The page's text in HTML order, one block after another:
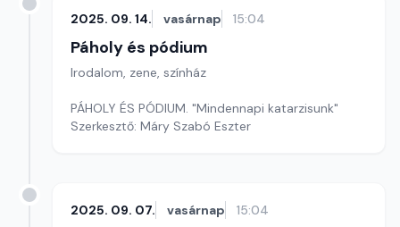
2025. 09. 14. vasárnap 15:04
Páholy és pódium
Irodalom, zene, színház
PÁHOLY ÉS PÓDIUM. "Mindennapi katarzisunk"
Szerkesztő: Máry Szabó Eszter
2025. 09. 07. vasárnap 15:04